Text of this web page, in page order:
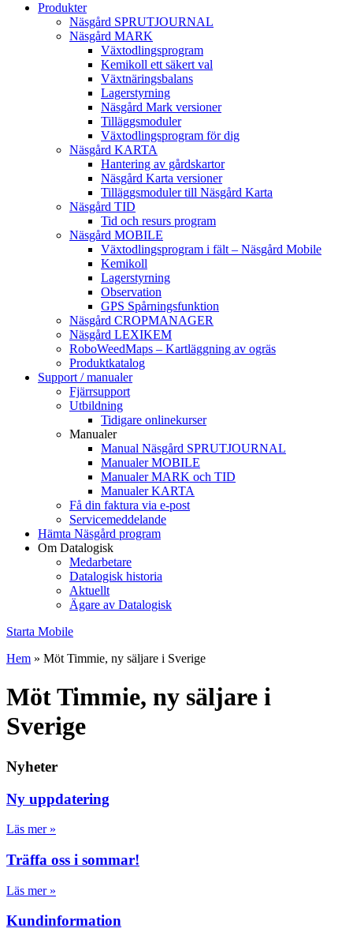
Produkter
Näsgård SPRUTJOURNAL
Näsgård MARK
Växtodlingsprogram
Kemikoll ett säkert val
Växtnäringsbalans
Lagerstyrning
Näsgård Mark versioner
Tilläggsmoduler
Växtodlingsprogram för dig
Näsgård KARTA
Hantering av gårdskartor
Näsgård Karta versioner
Tilläggsmoduler till Näsgård Karta
Näsgård TID
Tid och resurs program
Näsgård MOBILE
Växtodlingsprogram i fält – Näsgård Mobile
Kemikoll
Lagerstyrning
Observation
GPS Spårningsfunktion
Näsgård CROPMANAGER
Näsgård LEXIKEM
RoboWeedMaps – Kartläggning av ogräs
Produktkatalog
Support / manualer
Fjärrsupport
Utbildning
Tidigare onlinekurser
Manualer
Manual Näsgård SPRUTJOURNAL
Manualer MOBILE
Manualer MARK och TID
Manualer KARTA
Få din faktura via e-post
Servicemeddelande
Hämta Näsgård program
Om Datalogisk
Medarbetare
Datalogisk historia
Aktuellt
Ägare av Datalogisk
Starta Mobile
Hem » Möt Timmie, ny säljare i Sverige
Möt Timmie, ny säljare i
Sverige
Nyheter
Ny uppdatering
Läs mer »
Träffa oss i sommar!
Läs mer »
Kundinformation